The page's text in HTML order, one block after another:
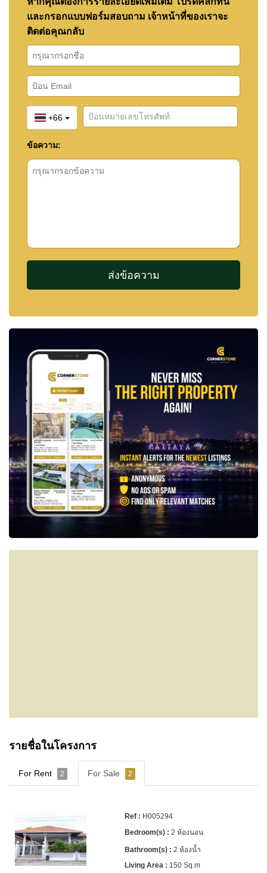
และกรอกแบบฟอร์มสอบถาม เจ้าหน้าที่ของเราจะ
ติดต่อคุณกลับ
+66
ข้อความ:
รายชื่อในโครงการ
For Rent 2 For Sale 2
H005294
2 ห้องนอน
2 ห้องน้ำ
150 Sq.m